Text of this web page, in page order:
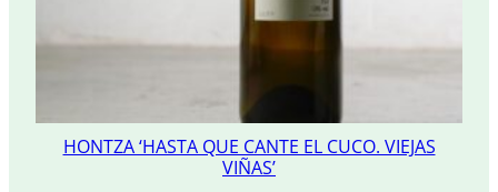
HONTZA ‘HASTA QUE CANTE EL CUCO. VIEJAS
VIÑAS’